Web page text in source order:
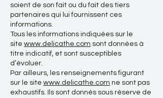
soient de son fait ou du fait des tiers
partenaires qui lui fournissent ces
informations.
Tous les informations indiquées sur le
site www.delicathe.com sont données à
titre indicatif, et sont susceptibles
d’évoluer.
Par ailleurs, les renseignements figurant
sur le site www.delicathe.com ne sont pas
exhaustifs. Ils sont donnés sous réserve de